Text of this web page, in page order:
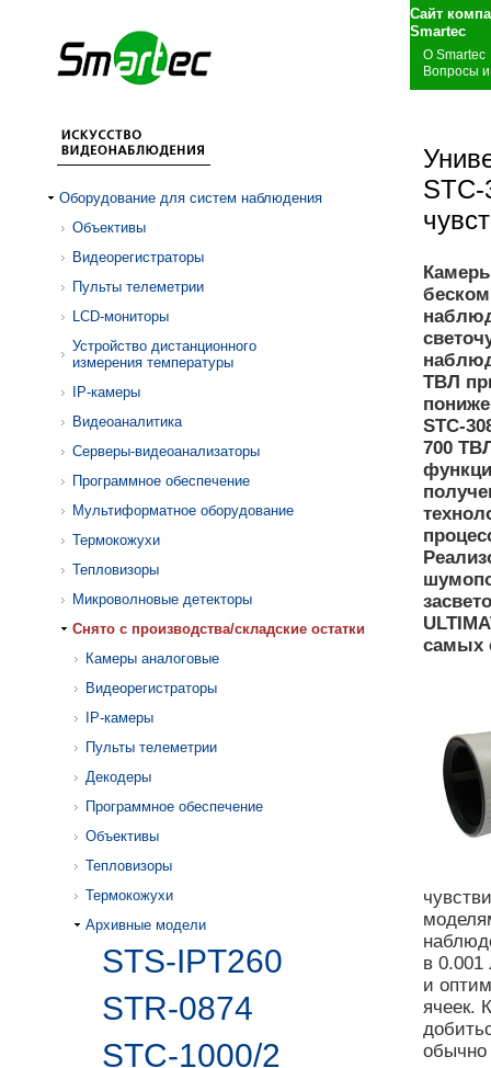
Сайт
О Smartec
Вопросы
Оборудование для систем наблюдения
Объективы
Видеорегистраторы
Пульты телеметрии
LCD-мониторы
Устройство дистанционного
измерения температуры
IP-камеры
Видеоаналитика
Серверы-видеоанализаторы
Программное обеспечение
Мультиформатное оборудование
Термокожухи
Тепловизоры
Микроволновые детекторы
Cнято с производства/складские остатки
Камеры аналоговые
Видеорегистраторы
IP-камеры
Пульты телеметрии
Декодеры
Программное обеспечение
Объективы
Тепловизоры
Термокожухи
Архивные модели
STS-IPT260
STR-0874
STC-1000/2
ТВЛ
STC-
700
самых
в 0.001
и
ячеек.
обычно